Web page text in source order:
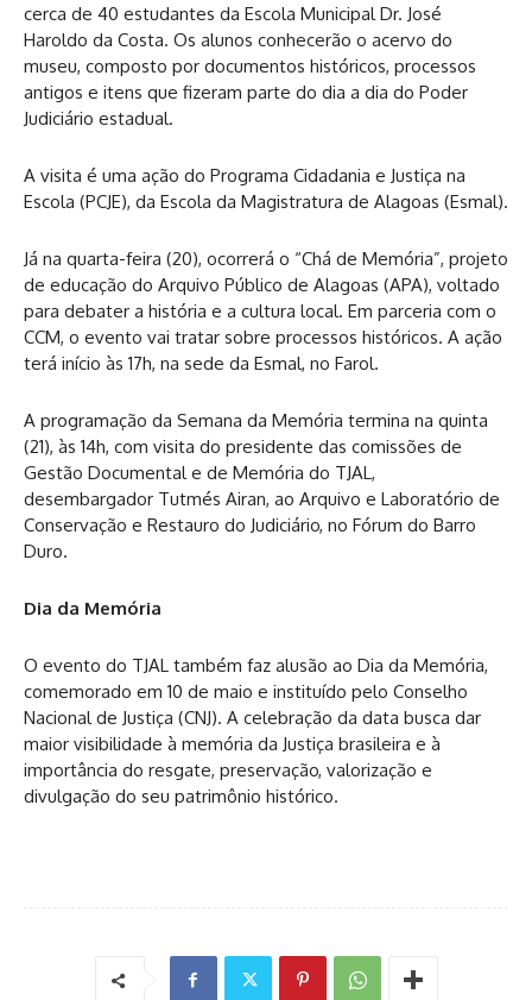
cerca de 40 estudantes da Escola Municipal Dr. José
Haroldo da Costa. Os alunos conhecerão o acervo do
museu, composto por documentos históricos, processos
antigos e itens que fizeram parte do dia a dia do Poder
Judiciário estadual.
A visita é uma ação do Programa Cidadania e Justiça na
Escola (PCJE), da Escola da Magistratura de Alagoas (Esmal).
Já na quarta-feira (20), ocorrerá o “Chá de Memória”, projeto
de educação do Arquivo Público de Alagoas (APA), voltado
para debater a história e a cultura local. Em parceria com o
CCM, o evento vai tratar sobre processos históricos. A ação
terá início às 17h, na sede da Esmal, no Farol.
A programação da Semana da Memória termina na quinta
(21), às 14h, com visita do presidente das comissões de
Gestão Documental e de Memória do TJAL,
desembargador Tutmés Airan, ao Arquivo e Laboratório de
Conservação e Restauro do Judiciário, no Fórum do Barro
Duro.
Dia da Memória
O evento do TJAL também faz alusão ao Dia da Memória,
comemorado em 10 de maio e instituído pelo Conselho
Nacional de Justiça (CNJ). A celebração da data busca dar
maior visibilidade à memória da Justiça brasileira e à
importância do resgate, preservação, valorização e
divulgação do seu patrimônio histórico.